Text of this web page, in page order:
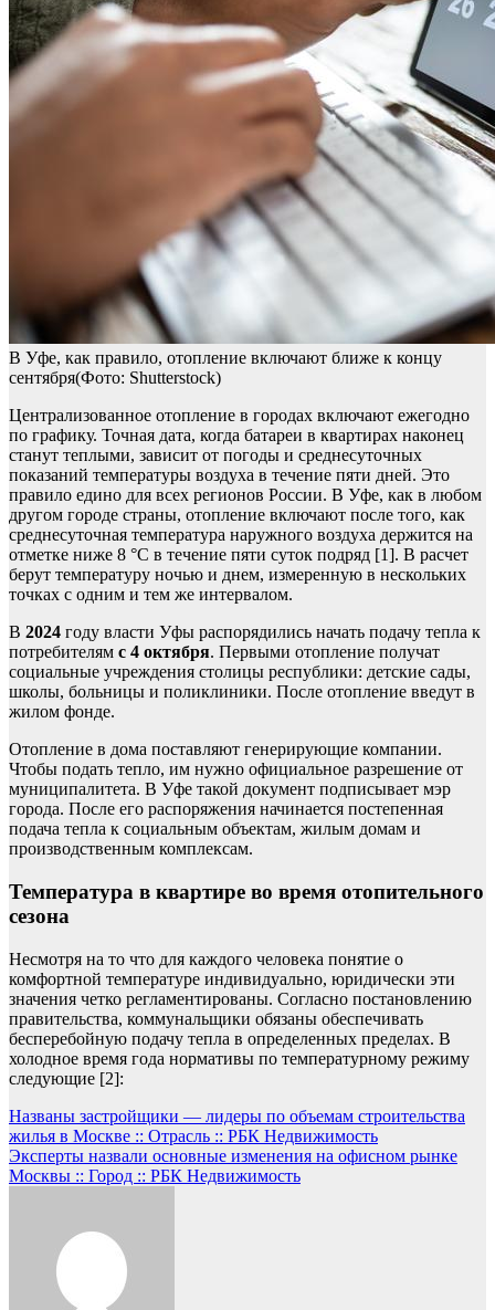
В Уфе, как правило, отопление включают ближе к концу
сентября(Фото: Shutterstock)
Централизованное отопление в городах включают ежегодно
по графику. Точная дата, когда батареи в квартирах наконец
станут теплыми, зависит от погоды и среднесуточных
показаний температуры воздуха в течение пяти дней. Это
правило едино для всех регионов России. В Уфе, как в любом
другом городе страны, отопление включают после того, как
среднесуточная температура наружного воздуха держится на
отметке ниже 8 °С в течение пяти суток подряд [1]. В расчет
берут температуру ночью и днем, измеренную в нескольких
точках с одним и тем же интервалом.
В 2024 году власти Уфы распорядились начать подачу тепла к
потребителям с 4 октября. Первыми отопление получат
социальные учреждения столицы республики: детские сады,
школы, больницы и поликлиники. После отопление введут в
жилом фонде.
Отопление в дома поставляют генерирующие компании.
Чтобы подать тепло, им нужно официальное разрешение от
муниципалитета. В Уфе такой документ подписывает мэр
города. После его распоряжения начинается постепенная
подача тепла к социальным объектам, жилым домам и
производственным комплексам.
Температура в квартире во время отопительного
сезона
Несмотря на то что для каждого человека понятие о
комфортной температуре индивидуально, юридически эти
значения четко регламентированы. Согласно постановлению
правительства, коммунальщики обязаны обеспечивать
бесперебойную подачу тепла в определенных пределах. В
холодное время года нормативы по температурному режиму
следующие [2]:
Навигация
по
записям
Названы застройщики — лидеры по объемам строительства
жилья в Москве :: Отрасль :: РБК Недвижимость
Эксперты назвали основные изменения на офисном рынке
Москвы :: Город :: РБК Недвижимость